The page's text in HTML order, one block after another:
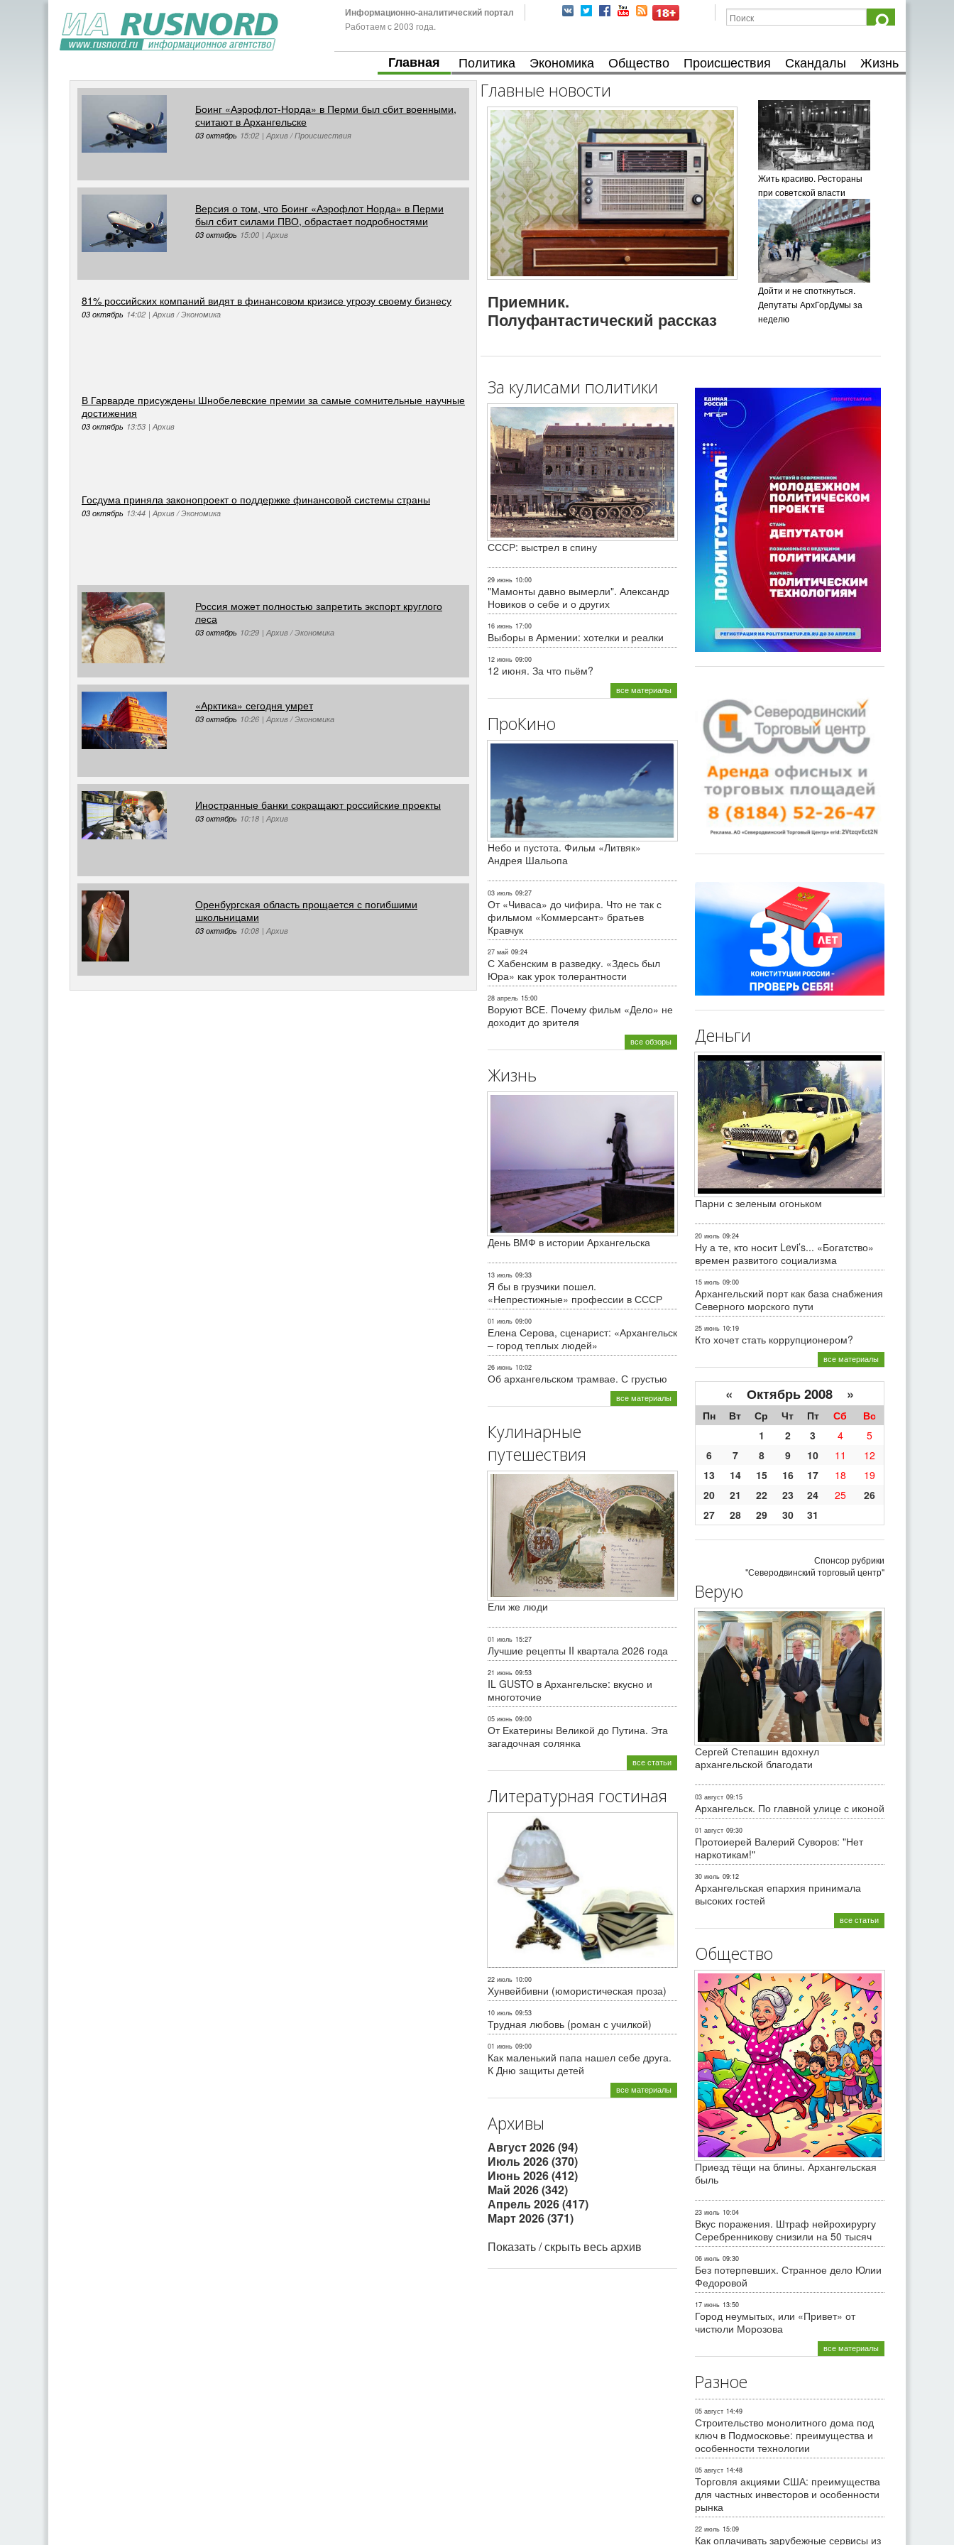
Информационно-аналитический портал
Работаем с 2003 года.
Главная Политика Экономика Общество Происшествия Скандалы Жизнь
Боинг «Аэрофлот-Норда» в Перми был сбит военными,
считают в Архангельске
03 октябрь 15:02 |Архив / Происшествия
Версия о том, что Боинг «Аэрофлот Норда» в Перми
был сбит силами ПВО, обрастает подробностями
03 октябрь 15:00 |Архив
81% российских компаний видят в финансовом кризисе угрозу своему бизнесу
03 октябрь 14:02 |Архив / Экономика
В Гарварде присуждены Шнобелевские премии за самые сомнительные научные
достижения
03 октябрь 13:53 |Архив
Госдума приняла законопроект о поддержке финансовой системы страны
03 октябрь 13:44 |Архив / Экономика
Россия может полностью запретить экспорт круглого
леса
03 октябрь 10:29 |Архив / Экономика
«Арктика» сегодня умрет
03 октябрь 10:26 |Архив / Экономика
Иностранные банки сокращают российские проекты
03 октябрь 10:18 |Архив
Оренбургская область прощается с погибшими
школьницами
03 октябрь 10:08 |Архив
Главные новости
Приемник.
Полуфантастический рассказ
Жить красиво. Рестораны
при советской власти
Дойти и не споткнуться.
Депутаты АрхГорДумы за
неделю
За кулисами политики
СССР: выстрел в спину
29 июнь 10:00
"Мамонты давно вымерли". Александр
Новиков о себе и о других
16 июнь 17:00
Выборы в Армении: хотелки и реалки
12 июнь 09:00
12 июня. За что пьём?
все материалы
ПроКино
Небо и пустота. Фильм «Литвяк»
Андрея Шальопа
03 июль 09:27
От «Чиваса» до чифира. Что не так с
фильмом «Коммерсант» братьев
Кравчук
27 май 09:24
С Хабенским в разведку. «Здесь был
Юра» как урок толерантности
28 апрель 15:00
Воруют ВСЕ. Почему фильм «Дело» не
доходит до зрителя
все обзоры
Жизнь
День ВМФ в истории Архангельска
13 июль 09:33
Я бы в грузчики пошел.
«Непрестижные» профессии в СССР
01 июль 09:00
Елена Серова, сценарист: «Архангельск
– город теплых людей»
26 июнь 10:02
Об архангельском трамвае. С грустью
все материалы
Кулинарные
путешествия
Ели же люди
01 июль 15:27
Лучшие рецепты II квартала 2026 года
21 июнь 09:53
IL GUSTO в Архангельске: вкусно и
многоточие
05 июнь 09:00
От Екатерины Великой до Путина. Эта
загадочная солянка
все статьи
Литературная гостиная
22 июль 10:00
Хунвейбивни (юмористическая проза)
10 июль 09:53
Трудная любовь (роман с училкой)
01 июнь 09:00
Как маленький папа нашел себе друга.
К Дню защиты детей
все материалы
Архивы
Август 2026 (94)
Июль 2026 (370)
Июнь 2026 (412)
Май 2026 (342)
Апрель 2026 (417)
Март 2026 (371)
Показать / скрыть весь архив
Деньги
Парни с зеленым огоньком
20 июль 09:24
Ну а те, кто носит Levi’s... «Богатство»
времен развитого социализма
15 июль 09:00
Архангельский порт как база снабжения
Северного морского пути
25 июнь 10:19
Кто хочет стать коррупционером?
все материалы
« Октябрь 2008 »
Пн Вт Ср Чт Пт Сб
Вс
1
2 3 4
5
6
7 8 9 10 11
12
13
14 15 16 17 18
19
20
21 22 23 24 25
26
27
28 29 30 31
Спонсор рубрики
"Северодвинский торговый центр"
Верую
Сергей Степашин вдохнул
архангельской благодати
03 август 09:15
Архангельск. По главной улице с иконой
01 август 09:30
Протоиерей Валерий Суворов: "Нет
наркотикам!"
30 июль 09:12
Архангельская епархия принимала
высоких гостей
все статьи
Общество
Приезд тёщи на блины. Архангельская
быль
23 июль 10:04
Вкус поражения. Штраф нейрохирургу
Серебренникову снизили на 50 тысяч
06 июль 09:30
Без потерпевших. Странное дело Юлии
Федоровой
17 июнь 13:50
Город неумытых, или «Привет» от
чистюли Морозова
все материалы
Разное
05 август 14:49
Строительство монолитного дома под
ключ в Подмосковье: преимущества и
особенности технологии
05 август 14:48
Торговля акциями США: преимущества
для частных инвесторов и особенности
рынка
22 июль 15:09
Как оплачивать зарубежные сервисы из